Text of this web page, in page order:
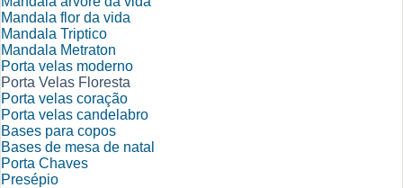
Mandala flor da vida
Mandala Triptico
Mandala Metraton
Porta velas moderno
Porta Velas Floresta
Porta velas coração
Porta velas candelabro
Bases para copos
Bases de mesa de natal
Porta Chaves
Presépio